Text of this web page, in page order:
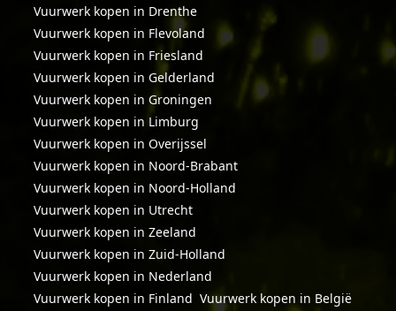
Vuurwerk kopen in Drenthe
Vuurwerk kopen in Flevoland
Vuurwerk kopen in Friesland
Vuurwerk kopen in Gelderland
Vuurwerk kopen in Groningen
Vuurwerk kopen in Limburg
Vuurwerk kopen in Overijssel
Vuurwerk kopen in Noord-Brabant
Vuurwerk kopen in Noord-Holland
Vuurwerk kopen in Utrecht
Vuurwerk kopen in Zeeland
Vuurwerk kopen in Zuid-Holland
Vuurwerk kopen in Nederland
Vuurwerk kopen in Finland Vuurwerk kopen in België